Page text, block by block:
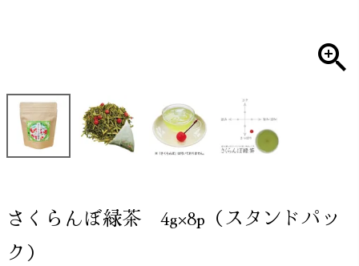
さくらんぼ緑茶 4g×8p（スタンドパッ
ク）